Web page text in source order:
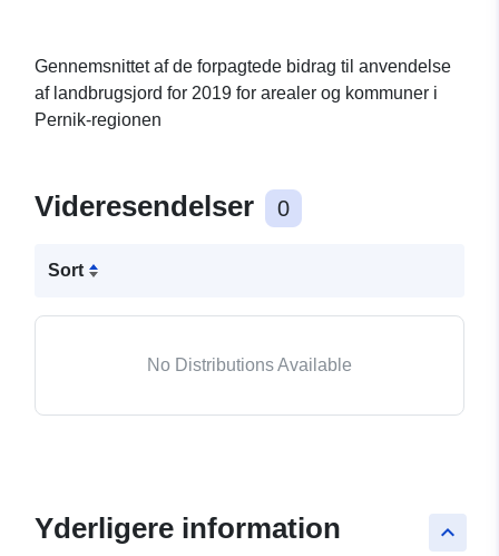
Gennemsnittet af de forpagtede bidrag til anvendelse
af landbrugsjord for 2019 for arealer og kommuner i
Pernik-regionen
Videresendelser 0
Sort
No Distributions Available
keyboard_arrow_up
Yderligere information